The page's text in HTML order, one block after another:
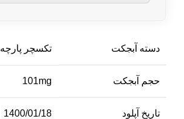
دسته آبجکت تکسچر پارچه
حجم آبجکت 101mg
تاریخ آپلود 1400/01/18